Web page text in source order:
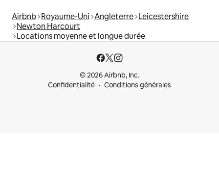
Airbnb Royaume-Uni Angleterre Leicestershire
Newton Harcourt
Locations moyenne et longue durée
© 2026 Airbnb, Inc.
Confidentialité
Conditions générales